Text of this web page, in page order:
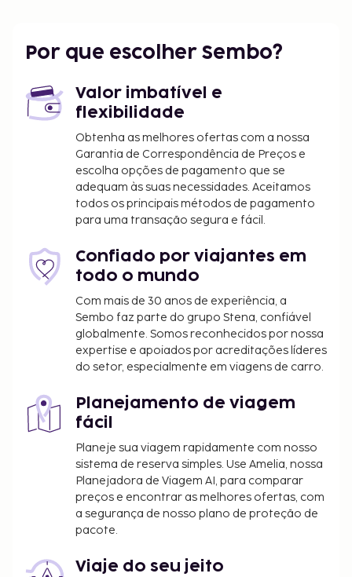
Georgetown, Delaware (GED-Sussex County) - 54,8
As crianças não pagam quando dormem no
quarto dos pais ou tutor, utilizando a(s) cama(s)
existentes.
Disponibilização de opções de pagamento sem
numerário em todas as transações.
Por que escolher Sembo?
Valor imbatível e
flexibilidade
Obtenha as melhores ofertas com a nossa
Garantia de Correspondência de Preços e
escolha opções de pagamento que se
adequam às suas necessidades. Aceitamos
todos os principais métodos de pagamento
para uma transação segura e fácil.
Confiado por viajantes em
todo o mundo
Com mais de 30 anos de experiência, a
Sembo faz parte do grupo Stena, confiável
globalmente. Somos reconhecidos por nossa
expertise e apoiados por acreditações líderes
do setor, especialmente em viagens de carro.
Planejamento de viagem
fácil
Planeje sua viagem rapidamente com nosso
sistema de reserva simples. Use Amelia, nossa
Planejadora de Viagem AI, para comparar
preços e encontrar as melhores ofertas, com
a segurança de nosso plano de proteção de
pacote.
Viaje do seu jeito